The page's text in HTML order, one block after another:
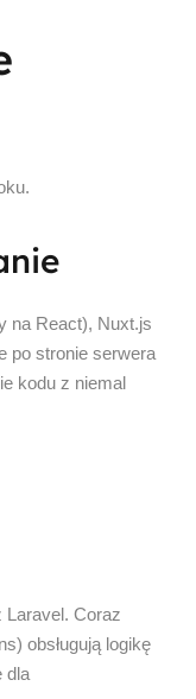
na React), Nuxt.js
po stronie serwera
kodu z niemal
Laravel. Coraz
obsługują logikę
dla